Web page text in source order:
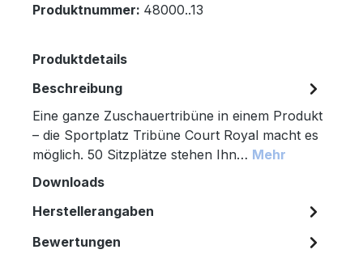
Produktnummer: 48000..13
Produktdetails
Beschreibung
Eine ganze Zuschauertribüne in einem Produkt
– die Sportplatz Tribüne Court Royal macht es
möglich. 50 Sitzplätze stehen Ihn… Mehr
Downloads
Herstellerangaben
Bewertungen